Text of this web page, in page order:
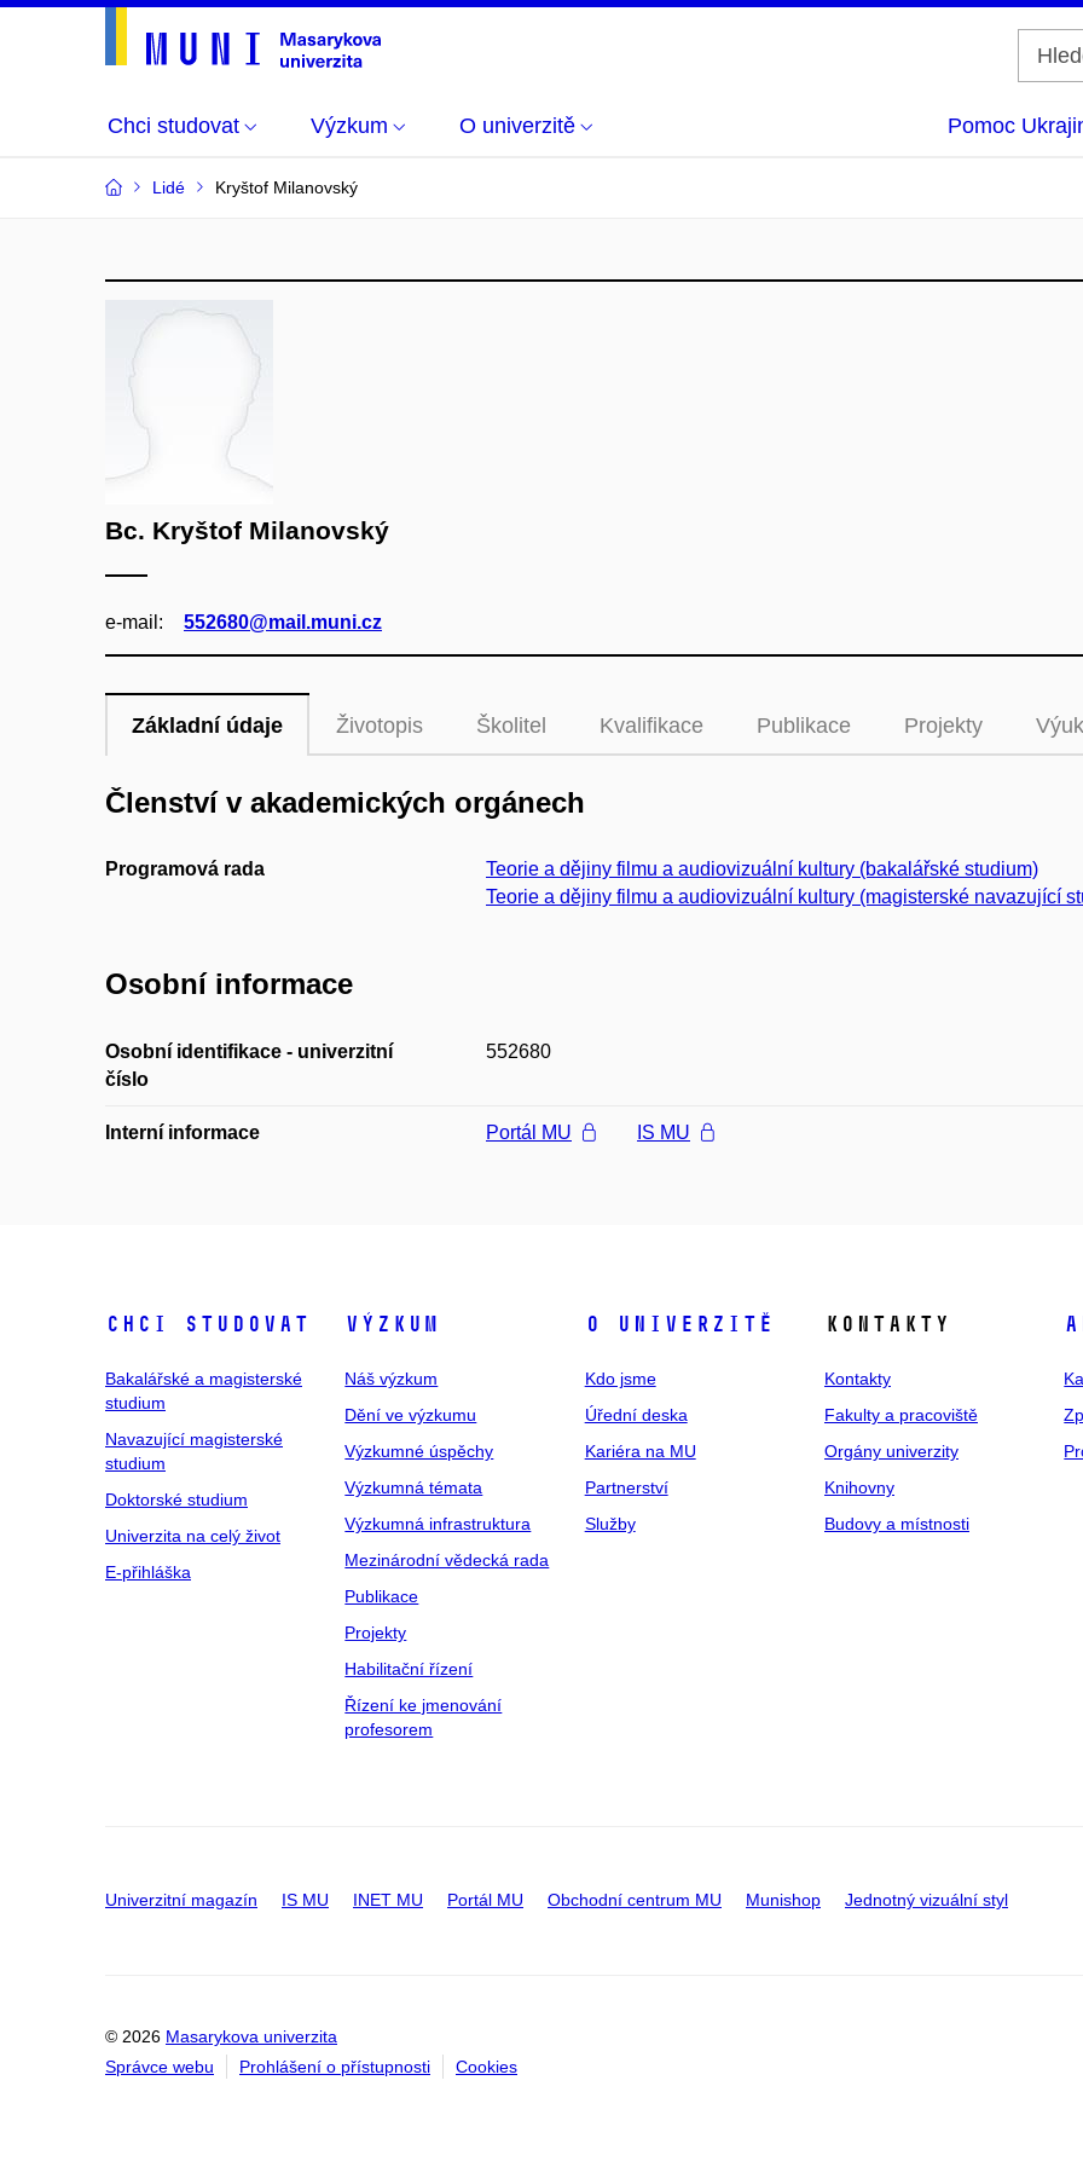
Chci studovat Výzkum O univerzitě Pomoc
Lidé Kryštof Milanovský
Bc. Kryštof Milanovský
e‑mail: 552680@mail.muni.cz
Základní údaje Životopis Školitel Kvalifikace Publikace Projekty
Členství v akademických orgánech
Programová rada
Teorie a dějiny filmu a audiovizuální kultury (bakalářské studium)
Teorie a dějiny filmu a audiovizuální kultury (magisterské navazující
Osobní informace
Osobní identifikace - univerzitní
číslo
552680
Interní informace Portál MU IS MU
Chci studovat
Bakalářské a magisterské
studium
Navazující magisterské
studium
Doktorské studium
Univerzita na celý život
E-přihláška
Výzkum
Náš výzkum
Dění ve výzkumu
Výzkumné úspěchy
Výzkumná témata
Výzkumná infrastruktura
Mezinárodní vědecká rada
Publikace
Projekty
Habilitační řízení
Řízení ke jmenování
profesorem
O univerzitě
Kdo jsme
Úřední deska
Kariéra na MU
Partnerství
Služby
Kontakty
Kontakty
Fakulty a pracoviště
Orgány univerzity
Knihovny
Budovy a místnosti
Univerzitní magazín IS MU INET MU Portál MU Obchodní centrum MU Munishop Jednotný vizuální styl
© 2026 Masarykova univerzita
Správce webu
Prohlášení o přístupnosti Cookies